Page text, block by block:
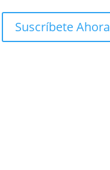
Suscríbete Ahora